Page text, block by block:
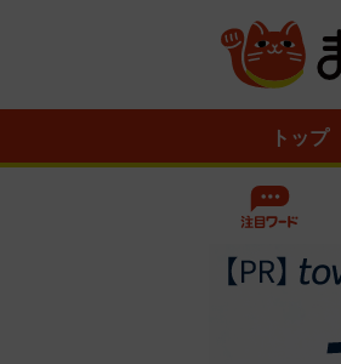
トップ